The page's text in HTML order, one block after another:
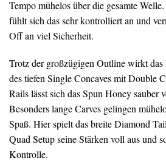
Tempo mühelos über die gesamte
fühlt sich das sehr kontrolliert an und
Off an viel Sicherheit.
Trotz der großzügigen Outline wirkt
des tiefen Single Concaves mit Double
Rails lässt sich das Spun Honey sauber
Besonders lange Carves gelingen
Spaß. Hier spielt das breite Diamond
Quad Setup seine Stärken voll aus und
Kontrolle.